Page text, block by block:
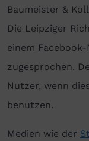
Baumeister &
Die Leipziger
einem
zugesprochen.
Nutzer, wenn
benutzen.
Medien wie der